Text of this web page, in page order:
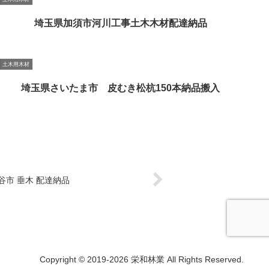
埼玉県加須市河川工事土木木材配達納品
土木用木材
埼玉県さいたま市 皮むき松杭150本納品搬入
市 垂木 配達納品
Copyright © 2019-2026 栄和林業 All Rights Reserved.